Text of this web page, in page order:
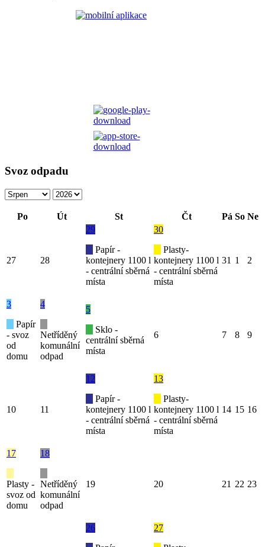
Svoz odpadu
Po Út St Čt Pá So Ne
27 28
29
Papír -
kontejnery 1100 l
- centrální sběrná
místa
30
Plasty-
kontejnery 1100 l
- centrální sběrná
místa
31 1 2
3
Papír
- svoz
od
domu
4
Netříděný
komunální
odpad
5
Sklo -
centrální sběrná
místa
6 7 8 9
10 11
12
Papír -
kontejnery 1100 l
- centrální sběrná
místa
13
Plasty-
kontejnery 1100 l
- centrální sběrná
místa
14 15 16
17
Plasty -
svoz od
domu
18
Netříděný
komunální
odpad
19 20 21 22 23
26
27